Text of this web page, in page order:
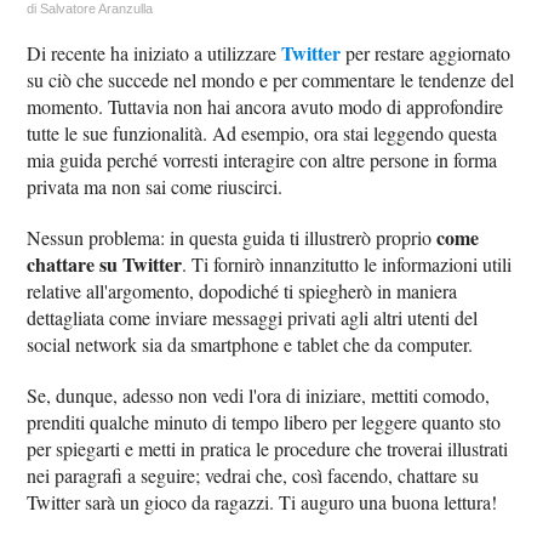
diSalvatore Aranzulla
Di recente ha iniziato a utilizzareTwitterper restare aggiornato
su ciò che succede nel mondo e per commentare le tendenze del
momento. Tuttavia non hai ancora avuto modo di approfondire
tutte le sue funzionalità. Ad esempio, ora stai leggendo questa
mia guida perché vorresti interagire con altre persone in forma
privata ma non sai come riuscirci.
Nessun problema: in questa guida ti illustrerò propriocome
chattare su Twitter. Ti fornirò innanzitutto le informazioni utili
relative all'argomento, dopodiché ti spiegherò in maniera
dettagliata come inviare messaggi privati agli altri utenti del
social network sia da smartphone e tablet che da computer.
Se, dunque, adesso non vedi l'ora di iniziare, mettiti comodo,
prenditi qualche minuto di tempo libero per leggere quanto sto
per spiegarti e metti in pratica le procedure che troverai illustrati
nei paragrafi a seguire; vedrai che, così facendo, chattare su
Twitter sarà un gioco da ragazzi. Ti auguro una buona lettura!